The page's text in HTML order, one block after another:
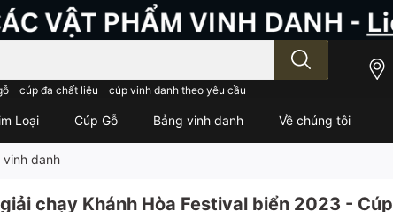
cúp đa chất liệu cúp vinh danh theo yêu cầu
Loại Cúp Gỗ Bảng vinh danh Về chúng tôi
vinh danh
chạy Khánh Hòa Festival biển 2023 - Cúp